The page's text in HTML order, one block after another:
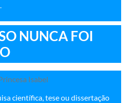
NUNCA FOI
científica, tese ou dissertação